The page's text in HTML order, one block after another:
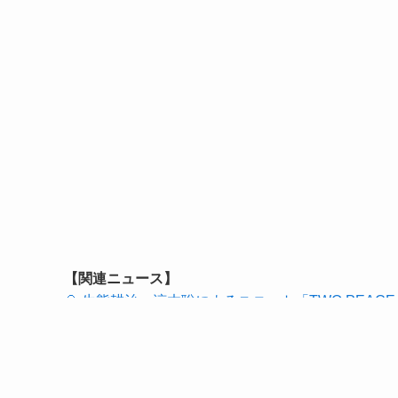
【関連ニュース】
📎 生熊耕治、涼木聡によるユニット「TWO